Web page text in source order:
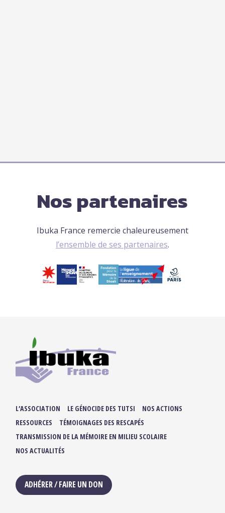
Nos partenaires
Ibuka France remercie chaleureusement
l’ensemble de ses partenaires.
L’ASSOCIATION LE GÉNOCIDE DES TUTSI
NOS ACTIONS
RESSOURCES
TÉMOIGNAGES DES RESCAPÉS
TRANSMISSION DE LA MÉMOIRE EN MILIEU SCOLAIRE
NOS ACTUALITÉS
ADHÉRER / FAIRE UN DON